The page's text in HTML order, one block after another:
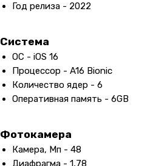
Год релиза - 2022
Система
ОС - iOS 16
Процессор - A16 Bionic
Количество ядер - 6
Оперативная память - 6GB
Фотокамера
Камера, Мп - 48
Диафрагма - 1,78